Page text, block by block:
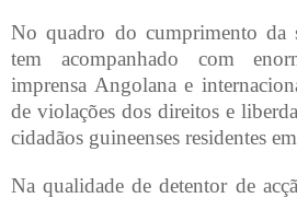
No quadro do cumprimento da
tem acompanhado com
imprensa Angolana e
de violações dos direitos e
cidadãos guineenses residentes
Na qualidade de detentor de